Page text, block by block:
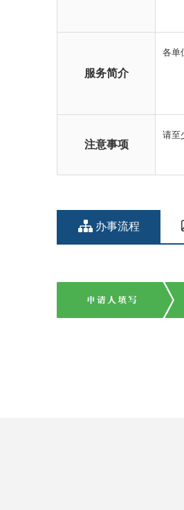
服务简介
注意事项
办事流程